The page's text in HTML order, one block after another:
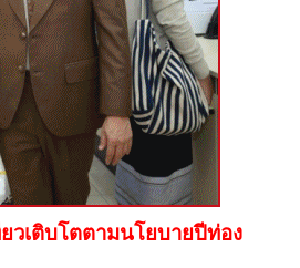
ยวเติบโตตามนโยบายปีท่อง